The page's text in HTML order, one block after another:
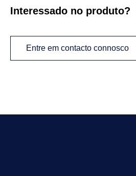
Interessado no produto?
Entre em contacto connosco